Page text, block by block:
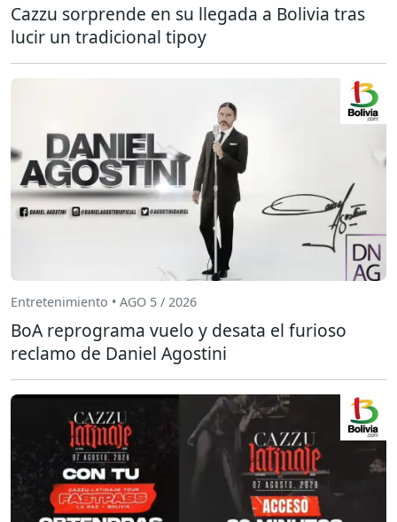
Cazzu sorprende en su llegada a Bolivia tras
lucir un tradicional tipoy
Entretenimiento • AGO 5 / 2026
BoA reprograma vuelo y desata el furioso
reclamo de Daniel Agostini